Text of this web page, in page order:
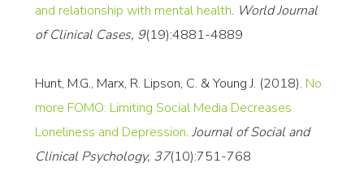
and relationship with mental health. World Journal
of Clinical Cases, 9(19):4881-4889
Hunt, M.G., Marx, R. Lipson, C. & Young J. (2018). No
more FOMO: Limiting Social Media Decreases
Loneliness and Depression. Journal of Social and
Clinical Psychology, 37(10):751-768